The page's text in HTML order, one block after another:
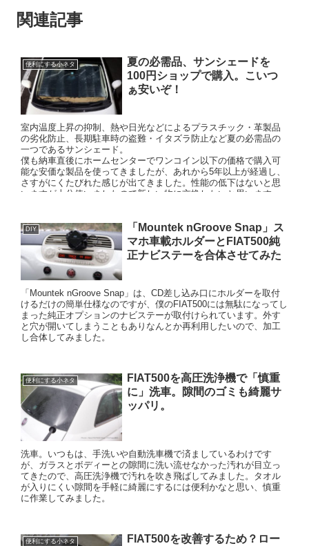
関連記事
便利にする小ネタ
夏の必需品、サンシェードを
100円ショップで購入。こいつ
ぁ安いぞ！
室内温度上昇の抑制、熱や日光などによるプラスチック・革製品
の劣化防止、長期駐車時の盗難・イタズラ防止など夏の必需品の
一つであるサンシェード。
僕も納車直後にホームセンターでワンコイン以下の価格で購入可
能な安価な製品を使ってきましたが、あれから5年以上が経過し、
さすがにくたびれた感じが出てきました。性能の低下はないと思
いますが十分使いましたので新しい物に交換したいと思います。
DIY
「Mountek nGroove Snap」ス
マホ車載ホルダーとFIAT500純
正ナビステーを合体させてみた
「Mountek nGroove Snap」は、CD差し込み口にホルダーを取付
けるだけの簡単仕様なのですが、僕のFIAT500には無駄になってし
まった純正オプションのナビステーが取付けられています。外す
と穴が開いてしまうこともありなんとか再利用したいので、加工
し合体してみました。
便利にする小ネタ
FIAT500を高圧洗浄機で「慎重
に」洗車。隙間のゴミも綺麗サ
ッパリ。
洗車。いつもは、手洗いや自動洗車機で済ましているわけです
が、ガラスとボディーとの隙間に洗い流せなかった汚れが目立っ
てきたので、高圧洗浄機で汚れを吹き飛ばしてみました。タオル
が入りにくい隙間を手軽に綺麗にするには便利かなと思い、慎重
に作業してみました。
便利にする小ネタ
FIAT500を改善するため？ロー